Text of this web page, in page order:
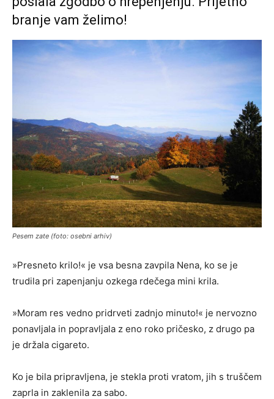
branje vam želimo!
Pesem zate (foto: osebni arhiv)
»Presneto krilo!« je vsa besna zavpila Nena, ko se je
trudila pri zapenjanju ozkega rdečega mini krila.
»Moram res vedno pridrveti zadnjo minuto!« je nervozno
ponavljala in popravljala z eno roko pričesko, z drugo pa
je držala cigareto.
Ko je bila pripravljena, je stekla proti vratom, jih s truščem
zaprla in zaklenila za sabo.